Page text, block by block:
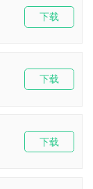
下载
下载
下载